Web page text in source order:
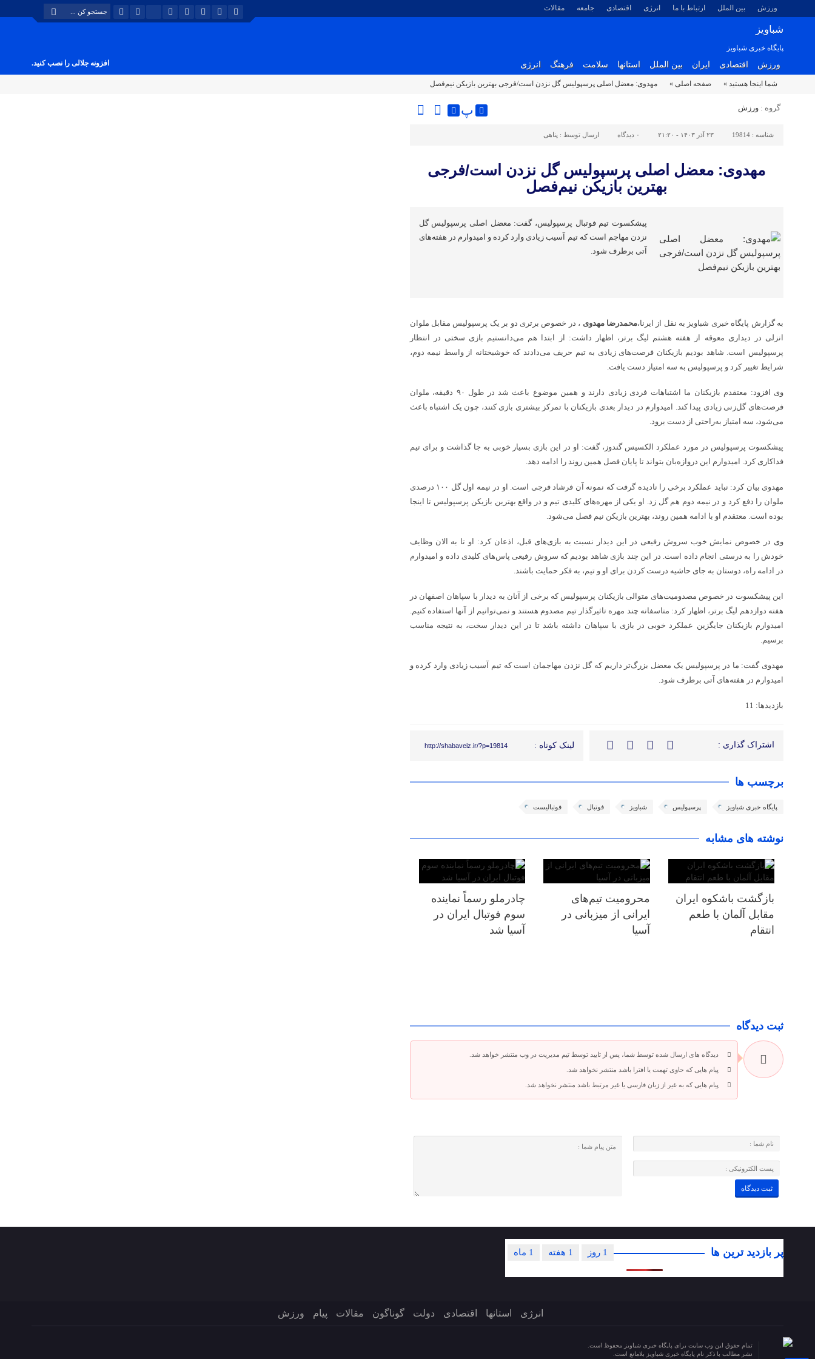
ورزش بین الملل ارتباط با ما انرژی اقتصادی جامعه مقالات
شباویز
پایگاه خبری شباویز
ورزش اقتصادی ایران بین الملل استانها سلامت فرهنگ انرژی افزونه جلالی را نصب کنید.
شما اینجا هستید » صفحه اصلی » مهدوی: معضل اصلی پرسپولیس گل نزدن است/فرجی بهترین بازیکن نیم‌فصل
گروه : ورزش پ
شناسه : 19814 ۲۳ آذر ۱۴۰۳ - ۲۱:۲۰ ۰ دیدگاه ارسال توسط : پناهی
مهدوی: معضل اصلی پرسپولیس گل نزدن است/فرجی
بهترین بازیکن نیم‌فصل
پیشکسوت تیم فوتبال پرسپولیس، گفت: معضل اصلی پرسپولیس گل
نزدن مهاجم است که تیم آسیب زیادی وارد کرده و امیدوارم در هفته‌های
آتی برطرف شود.
به گزارش پایگاه خبری شباویز به نقل از ایرنا،محمدرضا مهدوی ، در خصوص برتری دو بر یک پرسپولیس مقابل ملوان
انزلی در دیداری معوقه از هفته هشتم لیگ برتر، اظهار داشت: از ابتدا هم می‌دانستیم بازی سختی در انتظار
پرسپولیس است. شاهد بودیم بازیکنان فرصت‌های زیادی به تیم حریف می‌دادند که خوشبختانه از واسط نیمه دوم،
شرایط تغییر کرد و پرسپولیس به سه امتیاز دست یافت.
وی افزود:‌ معتقدم بازیکنان ما اشتباهات فردی زیادی دارند و همین موضوع باعث شد در طول ۹۰ دقیقه، ملوان
فرصت‌های گل‌زنی زیادی پیدا کند. امیدوارم در دیدار بعدی بازیکنان با تمرکز بیشتری بازی کنند، چون یک اشتباه باعث
می‌شود، سه امتیاز به‌راحتی از دست برود.
پیشکسوت پرسپولیس در مورد عملکرد الکسیس گندوز، گفت: او در این بازی بسیار خوبی به جا گذاشت و برای تیم
فداکاری کرد. امیدوارم این دروازه‌بان بتواند تا پایان فصل همین روند را ادامه دهد.
مهدوی بیان کرد: نباید عملکرد برخی را نادیده گرفت که نمونه آن فرشاد فرجی است. او در نیمه اول گل ۱۰۰ درصدی
ملوان را دفع کرد و در نیمه دوم هم گل زد. او یکی از مهره‌های کلیدی تیم و در واقع بهترین بازیکن پرسپولیس تا اینجا
بوده است. معتقدم او با ادامه همین روند، بهترین بازیکن نیم فصل می‌شود.
وی در خصوص نمایش خوب سروش رفیعی در این دیدار نسبت به بازی‌های قبل، اذعان کرد: او تا به الان وظایف
خودش را به درستی انجام داده است. در این چند بازی شاهد بودیم که سروش رفیعی پاس‌های کلیدی داده و امیدوارم
در ادامه راه، دوستان به جای حاشیه درست کردن برای او و تیم، به فکر حمایت باشند.
این پیشکسوت در خصوص مصدومیت‌های متوالی بازیکنان پرسپولیس که برخی از آنان به دیدار با سپاهان اصفهان در
هفته دوازدهم لیگ برتر، اظهار کرد: متاسفانه چند مهره تاثیرگذار تیم مصدوم هستند و نمی‌توانیم از آنها استفاده کنیم.
امیدوارم بازیکنان جایگزین عملکرد خوبی در بازی با سپاهان داشته باشد تا در این دیدار سخت، به نتیجه مناسب
برسیم.
مهدوی گفت: ما در پرسپولیس یک معضل بزرگ‌تر داریم که گل نزدن مهاجمان است که تیم آسیب زیادی وارد کرده و
امیدوارم در هفته‌های آتی برطرف شود.
بازدیدها: 11
اشتراک گذاری : لینک کوتاه : http://shabaveiz.ir/?p=19814
برچسب ها
پایگاه خبری شباویز پرسپولیس شباویز فوتبال فوتبالیست
نوشته های مشابه
بازگشت باشکوه ایران
مقابل آلمان با طعم
انتقام
محرومیت تیم‌های
ایرانی از میزبانی در
آسیا
چادرملو رسماً نماینده
سوم فوتبال ایران در
آسیا شد
ثبت دیدگاه
دیدگاه های ارسال شده توسط شما، پس از تایید توسط تیم مدیریت در وب منتشر خواهد شد.
پیام هایی که حاوی تهمت یا افترا باشد منتشر نخواهد شد.
پیام هایی که به غیر از زبان فارسی یا غیر مرتبط باشد منتشر نخواهد شد.
پر بازدید ترین ها 1 ماه 1 هفته 1 روز
انرژی استانها اقتصادی دولت گوناگون مقالات پیام ورزش
تمام حقوق این وب سایت برای پایگاه خبری شباویز محفوظ است.
نشر مطالب با ذکر نام پایگاه خبری شباویز بلامانع است.